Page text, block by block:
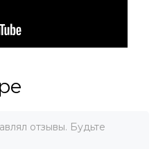
отзывы. Будьте